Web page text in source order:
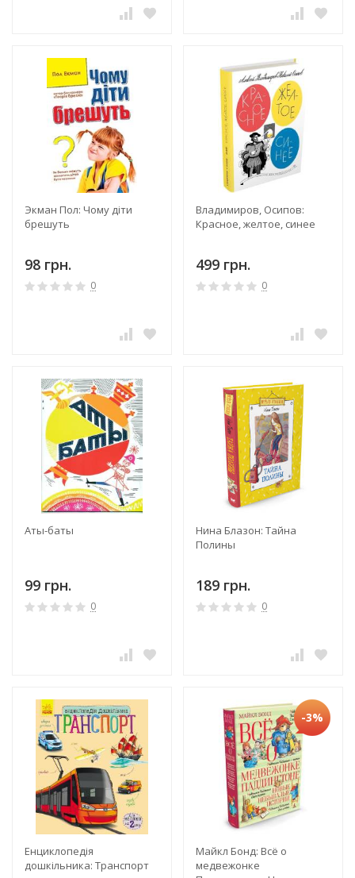
Экман Пол: Чому діти
брешуть
98 грн.
0
Владимиров, Осипов:
Красное, желтое, синее
499 грн.
0
Аты-баты
99 грн.
0
Нина Блазон: Тайна
Полины
189 грн.
0
Енциклопедія
дошкільника: Транспорт
-3%
Майкл Бонд: Всё о
медвежонке